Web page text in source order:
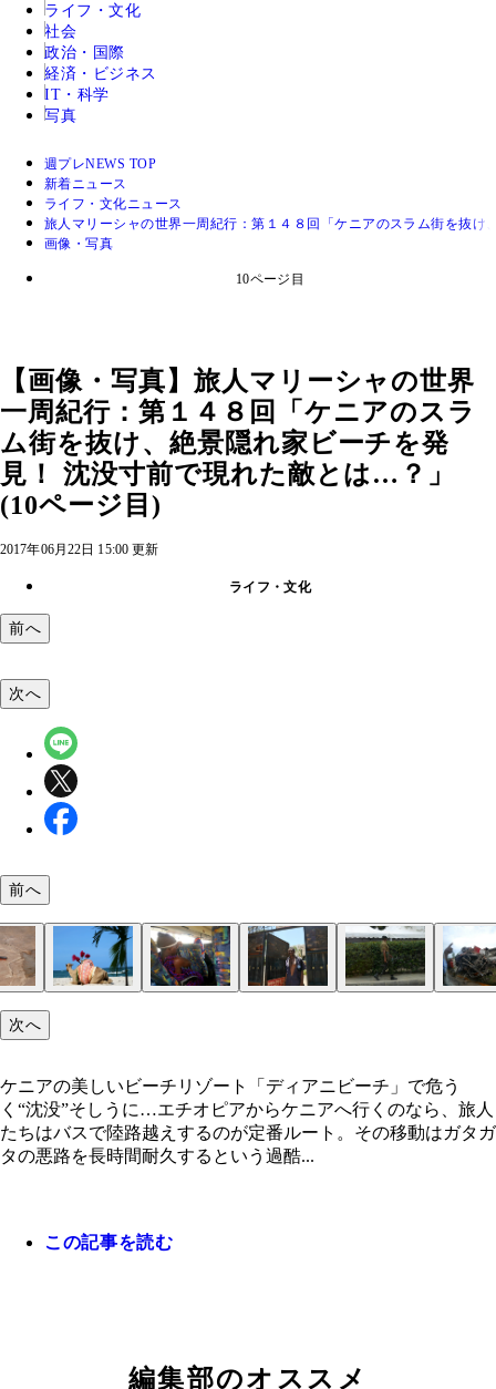
ライフ・文化
社会
政治・国際
経済・ビジネス
IT・科学
写真
週プレNEWS TOP
新着ニュース
ライフ・文化ニュース
旅人マリーシャの世界一周紀行：第１４８回「ケニアのスラム街を抜
画像・写真
10ページ目
【画像・写真】旅人マリーシャの世界
一周紀行：第１４８回「ケニアのスラ
ム街を抜け、絶景隠れ家ビーチを発
見！ 沈没寸前で現れた敵とは…？」
(10ページ目)
2017年06月22日 15:00 更新
ライフ・文化
前へ
１０ｍの巨大アーチ。イギリス王女エリザベス２
問記念に作られた
比べて、だいぶキレイにトリミングされている
柄の布が売られていた
比べてだいぶキレイにトリミングされている
うけど私にとっては珍しい
がすっごくおいしかった
次へ
前へ
次へ
ケニアの美しいビーチリゾート「ディアニビーチ」で危う
く“沈没”そしうに…エチオピアからケニアへ行くのなら、旅人
たちはバスで陸路越えするのが定番ルート。その移動はガタガ
タの悪路を長時間耐久するという過酷...
この記事を読む
編集部のオススメ